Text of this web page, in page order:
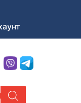
в Україні